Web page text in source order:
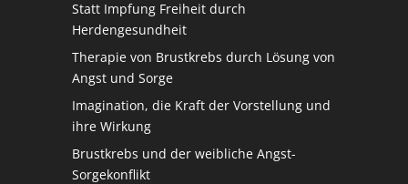
Statt Impfung Freiheit durch
Herdengesundheit
Therapie von Brustkrebs durch Lösung von
Angst und Sorge
Imagination, die Kraft der Vorstellung und
ihre Wirkung
Brustkrebs und der weibliche Angst-
Sorgekonflikt